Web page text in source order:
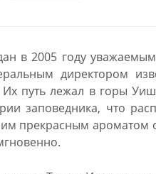
в 2005 году
директором
путь лежал в горы
заповедника, что
прекрасным ароматом